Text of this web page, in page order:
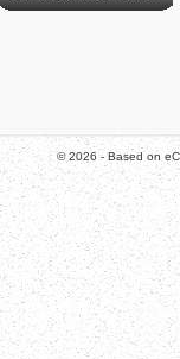
© 2026 - Based on